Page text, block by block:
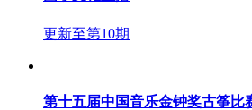
更新至第10期
第十五届中国音乐金钟奖古筝比